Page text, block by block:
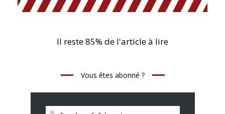
Il reste 85% de l'article à lire
Vous êtes abonné ?